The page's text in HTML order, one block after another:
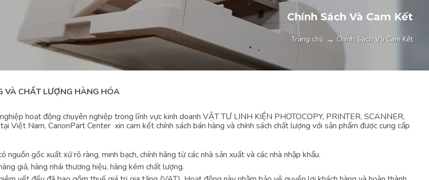
Trang chủ Chính Sách Và Cam Kết
Chính Sách Và Cam Kết
VÀ CHẤT LƯỢNG HÀNG HÓA
hoạt động chuyên nghiệp trong lĩnh vực kinh doanh VẬT TƯ LINH KIỆN PHOTOCOPY, PRINTER, SCANNER,
tại Việt Nam, CanonPart Center xin cam kết chính sách bán hàng và chính sách chất lượng với sản phẩm được cung cấp
nguồn gốc xuất xứ rõ ràng, minh bạch, chính hãng từ các nhà sản xuất và các nhà nhập khẩu.
giả, hàng nhái thương hiệu, hàng kém chất lượng.